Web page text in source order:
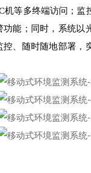
机等多终端访问；监
功能；同时，系统以
控、随时随地部署，